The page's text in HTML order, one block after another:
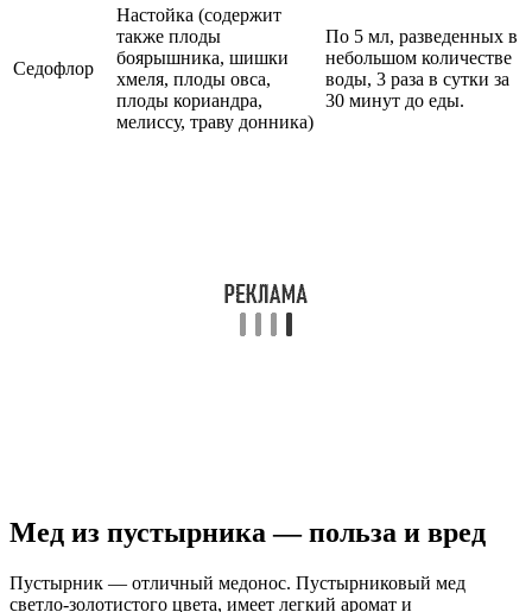
Седофлор
Настойка (содержит
также плоды
боярышника, шишки
хмеля, плоды овса,
плоды кориандра,
мелиссу, траву донника)
По 5 мл, разведенных в
небольшом количестве
воды, 3 раза в сутки за
30 минут до еды.
Мед из пустырника — польза и вред
Пустырник — отличный медонос. Пустырниковый мед
светло-золотистого цвета, имеет легкий аромат и